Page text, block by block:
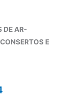
DE AR-
E